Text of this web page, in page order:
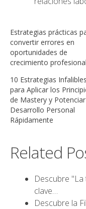
Estrategias prácticas
convertir errores en
oportunidades de
crecimiento profesional
10 Estrategias Infalibles
para Aplicar los
de Mastery y
Desarrollo Personal
Rápidamente
Related
Descubre "La
clave…
Descubre la